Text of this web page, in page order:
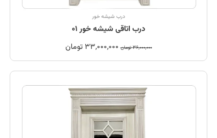
درب شیشه خور
درب اتاقی شیشه خور 01
36,000,000 تومان 33,000,000 تومان